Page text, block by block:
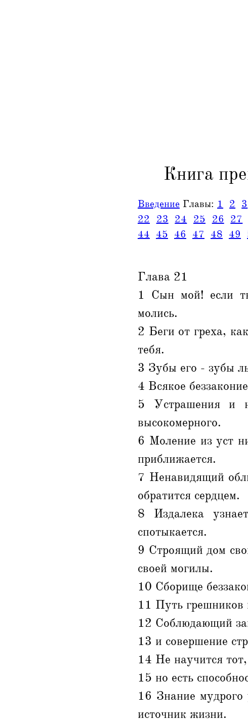
Книга
Введение Главы: 1 2 3
22
23 24 25 26 27
44 45 46 47 48 49
Глава 21
1 Сын мой! если
молись.
2 Беги от греха,
тебя.
3 Зубы его - зубы
4 Всякое
5 Устрашения и
высокомерного.
6 Моление из уст
приближается.
7 Ненавидящий
обратится сердцем.
8 Издалека
спотыкается.
9 Строящий дом
своей могилы.
10 Сборище
11 Путь грешников
12 Соблюдающий
13 и совершение
14 Не научится
15 но есть
16 Знание мудрого
источник жизни.